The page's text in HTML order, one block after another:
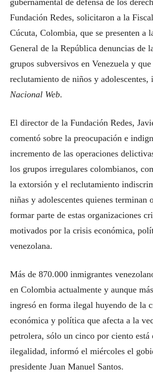
gubernamental de defensa de los
Fundación Redes, solicitaron a la
Cúcuta, Colombia, que se presenten a
General de la República denuncias de
grupos subversivos en Venezuela y
reclutamiento de niños y adolescentes,
Nacional Web.
El director de la Fundación Redes,
comentó sobre la preocupación e
incremento de las operaciones
los grupos irregulares colombianos,
la extorsión y el reclutamiento
niñas y adolescentes quienes terminan
formar parte de estas organizaciones
motivados por la crisis económica,
venezolana.
Más de 870.000 inmigrantes
en Colombia actualmente y aunque
ingresó en forma ilegal huyendo de la
económica y política que afecta a la
petrolera, sólo un cinco por ciento está
ilegalidad, informó el miércoles el
presidente Juan Manuel Santos.